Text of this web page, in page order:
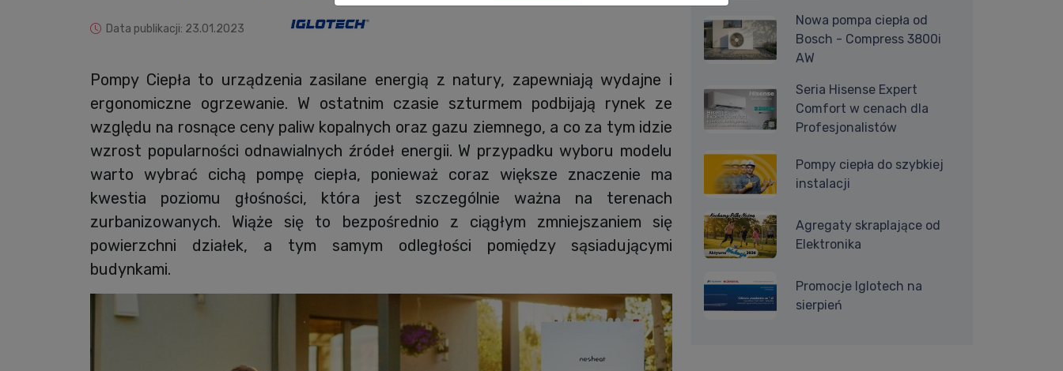
Data publikacji: 23.01.2023
Pompy Ciepła to urządzenia zasilane energią z natury, zapewniają wydajne i
ergonomiczne ogrzewanie. W ostatnim czasie szturmem podbijają rynek ze
względu na rosnące ceny paliw kopalnych oraz gazu ziemnego, a co za tym idzie
wzrost popularności odnawialnych źródeł energii. W przypadku wyboru modelu
warto wybrać cichą pompę ciepła, ponieważ coraz większe znaczenie ma
kwestia poziomu głośności, która jest szczególnie ważna na terenach
zurbanizowanych. Wiąże się to bezpośrednio z ciągłym zmniejszaniem się
powierzchni działek, a tym samym odległości pomiędzy sąsiadującymi
budynkami.
Nowa pompa ciepła od
Bosch - Compress 3800i
AW
Seria Hisense Expert
Comfort w cenach dla
Profesjonalistów
Pompy ciepła do szybkiej
instalacji
Agregaty skraplające od
Elektronika
Promocje Iglotech na
sierpień